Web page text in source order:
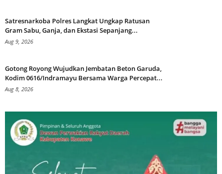
Satresnarkoba Polres Langkat Ungkap Ratusan
Gram Sabu, Ganja, dan Ekstasi Sepanjang...
Aug 9, 2026
Gotong Royong Wujudkan Jembatan Beton Garuda,
Kodim 0616/Indramayu Bersama Warga Percepat...
Aug 8, 2026